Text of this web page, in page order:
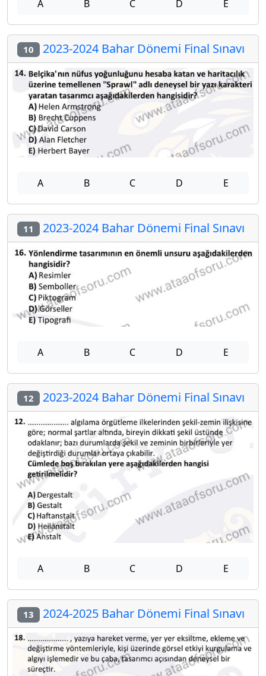
A B C D E
10 2023-2024 Bahar Dönemi Final Sınavı
A B C D E
11 2023-2024 Bahar Dönemi Final Sınavı
A B C D E
12 2023-2024 Bahar Dönemi Final Sınavı
A B C D E
13 2024-2025 Bahar Dönemi Final Sınavı